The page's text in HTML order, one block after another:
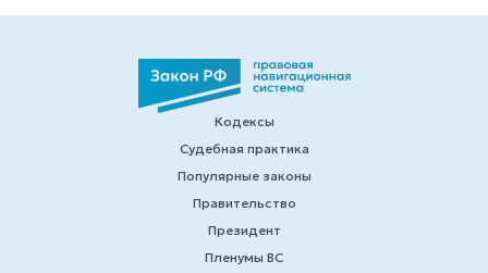
Кодексы
Судебная практика
Популярные законы
Правительство
Президент
Пленумы ВС